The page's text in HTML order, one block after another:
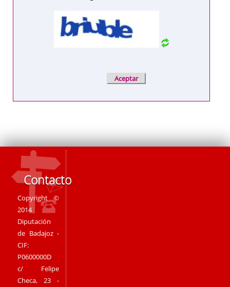
Contacto
Copyright ©
2014
Diputación
de Badajoz -
CIF:
P0600000D
c/ Felipe
Checa, 23 -